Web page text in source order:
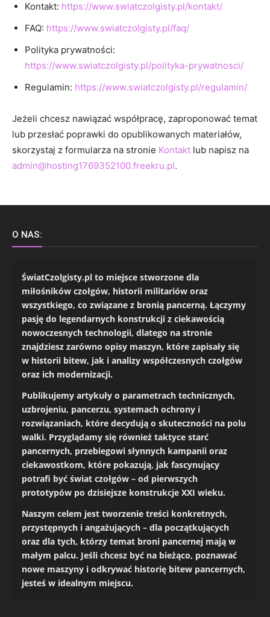
Kontakt: https://www.swiatczolgisty.pl/kontakt/
FAQ: https://www.swiatczolgisty.pl/faq/
Polityka prywatności:
https://www.swiatczolgisty.pl/polityka-prywatnosci/
Regulamin: https://www.swiatczolgisty.pl/regulamin/
Jeżeli chcesz nawiązać współpracę, zaproponować temat
lub przesłać poprawki do opublikowanych materiałów,
skorzystaj z formularza na stronie Kontakt lub napisz na
admin@hosting1769352100.freekru.pl.
O NAS:
ŚwiatCzolgisty.pl to miejsce stworzone dla
miłośników czołgów, historii militariów oraz
wszystkiego, co związane z bronią pancerną. Łączymy
pasję do legendarnych konstrukcji z ciekawością
nowoczesnych technologii, dlatego na stronie
znajdziesz zarówno opisy maszyn, które zapisały się
w historii bitew, jak i analizy współczesnych czołgów
oraz ich modernizacji.
Publikujemy artykuły o parametrach technicznych,
uzbrojeniu, pancerzu, systemach ochrony i
rozwiązaniach, które decydują o skuteczności na polu
walki. Przyglądamy się również taktyce starć
pancernych, przebiegowi słynnych kampanii oraz
ciekawostkom, które pokazują, jak fascynujący
potrafi być świat czołgów – od pierwszych
prototypów po dzisiejsze konstrukcje XXI wieku.
Naszym celem jest tworzenie treści konkretnych,
przystępnych i angażujących – dla początkujących
oraz dla tych, którzy temat broni pancernej mają w
małym palcu. Jeśli chcesz być na bieżąco, poznawać
nowe maszyny i odkrywać historię bitew pancernych,
jesteś w idealnym miejscu.